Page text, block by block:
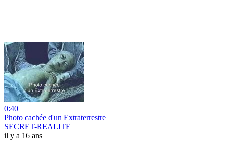
0:40
Photo cachée d'un Extraterrestre
SECRET-REALITE
il y a 16 ans